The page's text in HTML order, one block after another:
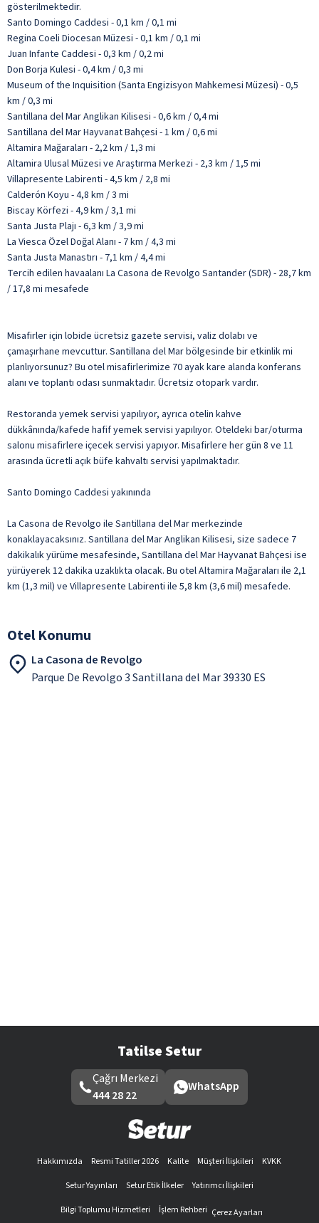
gösterilmektedir.
Santo Domingo Caddesi - 0,1 km / 0,1 mi
Regina Coeli Diocesan Müzesi - 0,1 km / 0,1 mi
Juan Infante Caddesi - 0,3 km / 0,2 mi
Don Borja Kulesi - 0,4 km / 0,3 mi
Museum of the Inquisition (Santa Engizisyon Mahkemesi Müzesi) - 0,5
km / 0,3 mi
Santillana del Mar Anglikan Kilisesi - 0,6 km / 0,4 mi
Santillana del Mar Hayvanat Bahçesi - 1 km / 0,6 mi
Altamira Mağaraları - 2,2 km / 1,3 mi
Altamira Ulusal Müzesi ve Araştırma Merkezi - 2,3 km / 1,5 mi
Villapresente Labirenti - 4,5 km / 2,8 mi
Calderón Koyu - 4,8 km / 3 mi
Biscay Körfezi - 4,9 km / 3,1 mi
Santa Justa Plajı - 6,3 km / 3,9 mi
La Viesca Özel Doğal Alanı - 7 km / 4,3 mi
Santa Justa Manastırı - 7,1 km / 4,4 mi
Tercih edilen havaalanı La Casona de Revolgo Santander (SDR) - 28,7 km
/ 17,8 mi mesafede
Misafirler için lobide ücretsiz gazete servisi, valiz dolabı ve
çamaşırhane mevcuttur. Santillana del Mar bölgesinde bir etkinlik mi
planlıyorsunuz? Bu otel misafirlerimize 70 ayak kare alanda konferans
alanı ve toplantı odası sunmaktadır. Ücretsiz otopark vardır.
Restoranda yemek servisi yapılıyor, ayrıca otelin kahve
dükkânında/kafede hafif yemek servisi yapılıyor. Oteldeki bar/oturma
salonu misafirlere içecek servisi yapıyor. Misafirlere her gün 8 ve 11
arasında ücretli açık büfe kahvaltı servisi yapılmaktadır.
Santo Domingo Caddesi yakınında
La Casona de Revolgo ile Santillana del Mar merkezinde
konaklayacaksınız. Santillana del Mar Anglikan Kilisesi, size sadece 7
dakikalık yürüme mesafesinde, Santillana del Mar Hayvanat Bahçesi ise
yürüyerek 12 dakika uzaklıkta olacak. Bu otel Altamira Mağaraları ile 2,1
km (1,3 mil) ve Villapresente Labirenti ile 5,8 km (3,6 mil) mesafede.
Otel Konumu
La Casona de Revolgo
Parque De Revolgo 3 Santillana del Mar 39330 ES
Tatilse Setur
Çağrı Merkezi
444 28 22
WhatsApp
Hakkımızda Resmi Tatiller 2026 Kalite Müşteri İlişkileri
KVKK
Setur Yayınları
Setur Etik İlkeler
Yatırımcı İlişkileri
Bilgi Toplumu Hizmetleri
İşlem Rehberi Çerez Ayarları